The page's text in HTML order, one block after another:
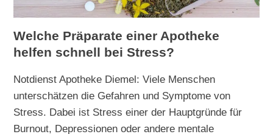
Welche Präparate einer Apotheke
helfen schnell bei Stress?
Notdienst Apotheke Diemel: Viele Menschen
unterschätzen die Gefahren und Symptome von
Stress. Dabei ist Stress einer der Hauptgründe für
Burnout, Depressionen oder andere mentale